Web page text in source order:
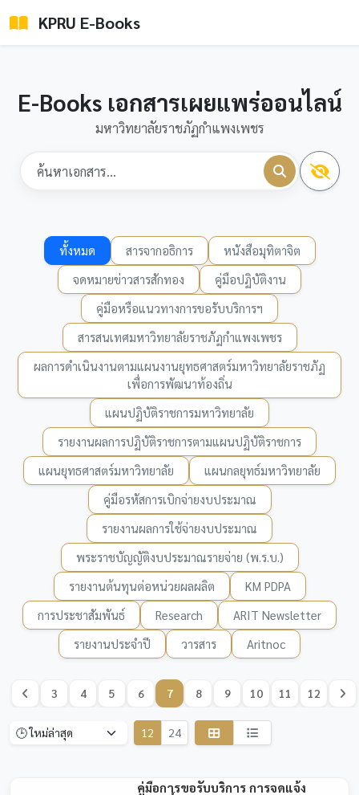
KPRU E-Books
E-Books เอกสารเผยแพร่ออนไลน์
มหาวิทยาลัยราชภัฏกำแพงเพชร
ทั้งหมด สารจากอธิการ
หนังสือมุทิตาจิต
จดหมายข่าวสารสักทอง
คู่มือปฏิบัติงาน
คู่มือหรือแนวทางการขอรับบริการฯ
สารสนเทศมหาวิทยาลัยราชภัฏกำแพงเพชร
ผลการดำเนินงานตามแผนงานยุทธศาสตร์มหาวิทยาลัยราชภัฏ
เพื่อการพัฒนาท้องถิ่น
แผนปฏิบัติราชการมหาวิทยาลัย
รายงานผลการปฏิบัติราชการตามแผนปฏิบัติราชการ
แผนยุทธศาสตร์มหาวิทยาลัย
แผนกลยุทธ์มหาวิทยาลัย
คู่มือรหัสการเบิกจ่ายงบประมาณ
รายงานผลการใช้จ่ายงบประมาณ
พระราชบัญญัติงบประมาณรายจ่าย (พ.ร.บ.)
รายงานต้นทุนต่อหน่วยผลผลิต
KM PDPA
การประชาสัมพันธ์
Research
ARIT Newsletter
รายงานประจำปี
วารสาร Aritnoc
3 4 5 6 7 8 9 10 11 12
12 24
คู่มือการขอรับบริการ การจดแจ้ง